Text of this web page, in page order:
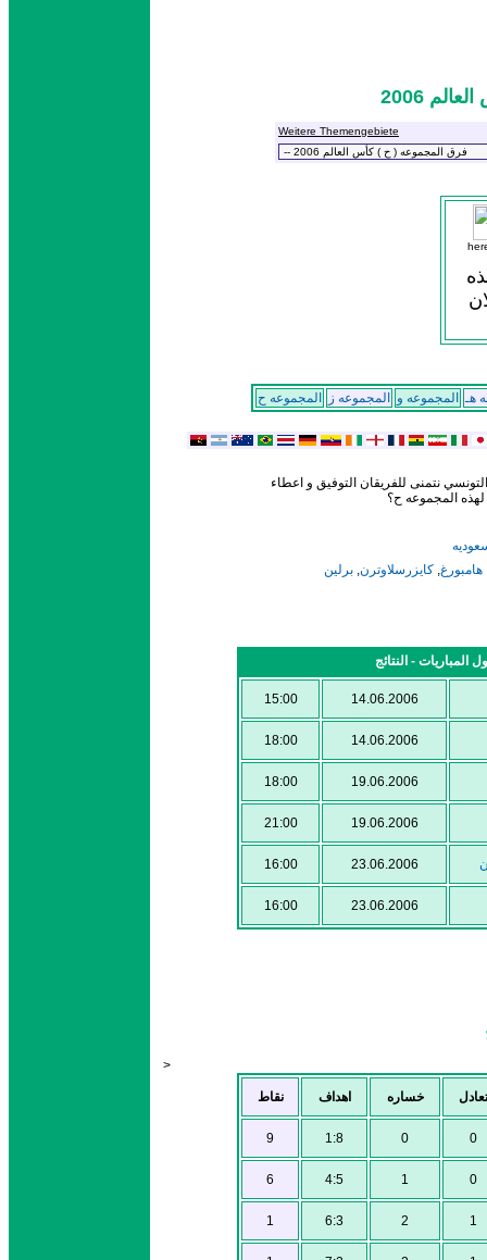
2006
Weitere Themengebiete
المجموعه ح المجموعه ز المجموعه و هـ
نتمنى للفريقان التوفيق و اعطاء
المجموعه ح؟
هامبورغ, كايزرسلاوترن, برلين
15:00 14.06.2006
18:00 14.06.2006
18:00 19.06.2006
21:00 19.06.2006
16:00 23.06.2006
16:00 23.06.2006
>
نقاط اهداف خساره تعادل
9 1:8 0 0
6 4:5 1 0
1 6:3 2 1